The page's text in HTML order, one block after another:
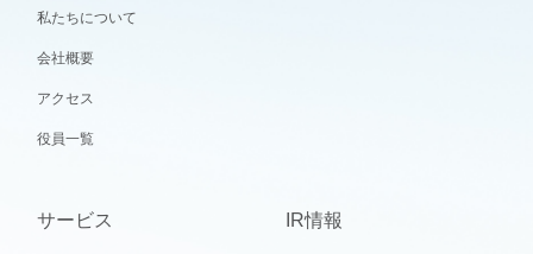
私たちについて
会社概要
アクセス
役員一覧
サービス IR情報